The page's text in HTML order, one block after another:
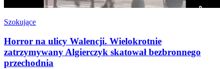
Szokujące
Horror na ulicy Walencji. Wielokrotnie
zatrzymywany Algierczyk skatował bezbronnego
przechodnia